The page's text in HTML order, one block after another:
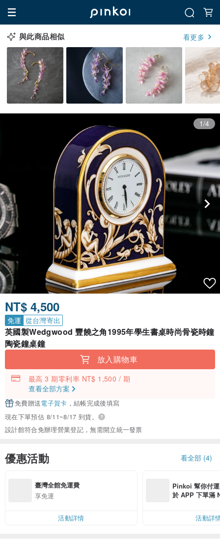
與此商品相似 看更多
1/4
NT$ 4,500
免運 從台灣寄出
英國製Wedgwood 豐饒之角1995年學生書桌時尚骨瓷時鐘
陶瓷鐘桌鐘
放入購物車
最高 3 期零利率 NT$ 1,500 / 期
查看全部方案
免費贈送電子賀卡 ，結帳完成後填寫
現在下單預估 8/11~8/17 到貨。
設計館符合免辦理營業登記，無需開立統一發票
優惠活動 看全部 (4)
臺灣全館免運費
享免運
活動詳情
Pinkoi 幫你付
於 APP 下單滿
活動詳